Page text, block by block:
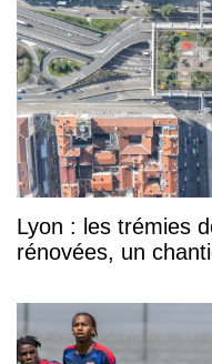
Lyon : les trémies
rénovées, un